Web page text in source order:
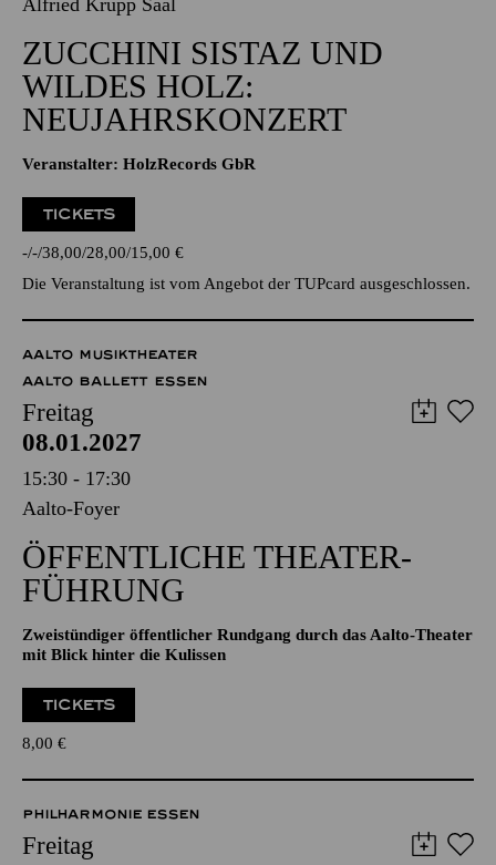
07.01.2027
20:00 - 22:30
Alfried Krupp Saal
ZUCCHINI SISTAZ UND
WILDES HOLZ:
Veranstalter: HolzRecords GbR
TICKETS
- - 38,00 28,00 15,00€
Die Veranstaltung ist vom Angebot der TUPcard ausgeschlossen.
AALTO MUSIKTHEATER
AALTO BALLETT ESSEN
Freitag
08.01.2027
15:30 - 17:30
Aalto-Foyer
ÖFFENTLICHE THEATER­
FÜHRUNG
Zweistündiger öffentlicher Rundgang durch das Aalto-Theater
mit Blick hinter die Kulissen
8,00 €